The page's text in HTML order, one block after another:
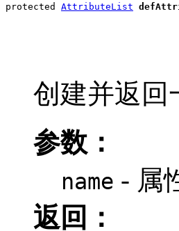
protected AttributeList
创建并返回
参数：
name - 属
返回：